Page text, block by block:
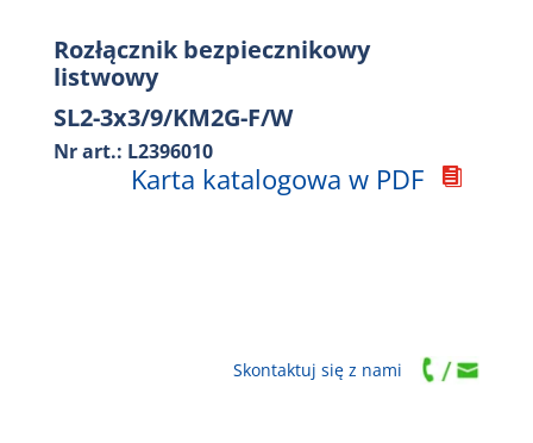
Rozłącznik bezpiecznikowy
listwowy
SL2-3x3/9/KM2G-F/W
Nr art.: L2396010

Karta katalogowa w PDF
Skontaktuj się z nami